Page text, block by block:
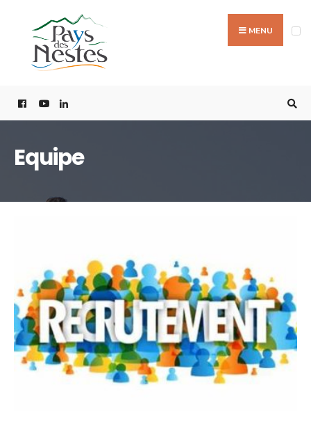
MENU
Equipe